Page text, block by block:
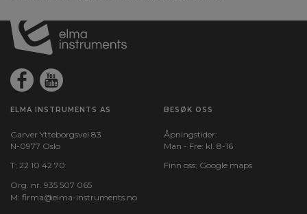
ELMA INSTRUMENTS AS
Garver Ytteborgsvei 83
N-0977 Oslo
T: 22 10 42 70
Org. nr. 935 507 065
M: firma@elma-instruments.no​
BESØK OSS
Åpningstider:
Man - Fre: kl. 8-16
Finn oss: Google maps